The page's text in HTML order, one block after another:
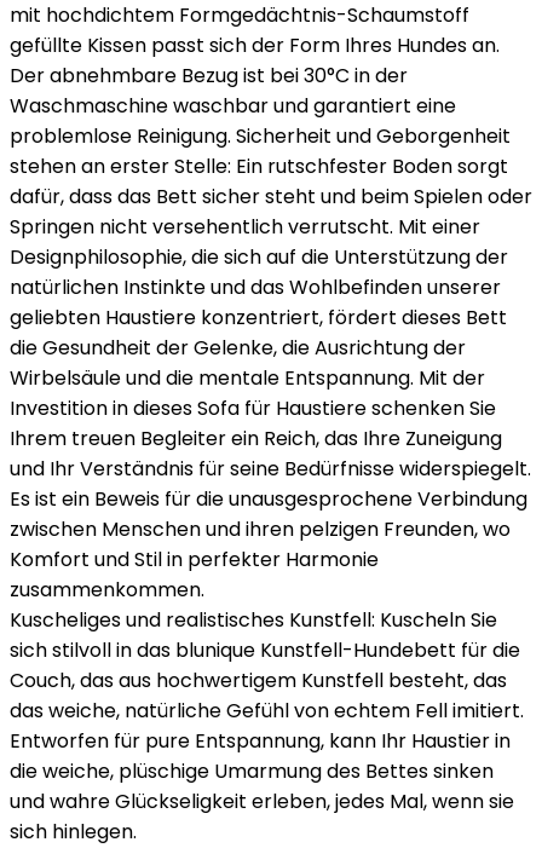
mit hochdichtem Formgedächtnis-Schaumstoff
gefüllte Kissen passt sich der Form Ihres Hundes an.
Der abnehmbare Bezug ist bei 30°C in der
Waschmaschine waschbar und garantiert eine
problemlose Reinigung. Sicherheit und Geborgenheit
stehen an erster Stelle: Ein rutschfester Boden sorgt
dafür, dass das Bett sicher steht und beim Spielen oder
Springen nicht versehentlich verrutscht. Mit einer
Designphilosophie, die sich auf die Unterstützung der
natürlichen Instinkte und das Wohlbefinden unserer
geliebten Haustiere konzentriert, fördert dieses Bett
die Gesundheit der Gelenke, die Ausrichtung der
Wirbelsäule und die mentale Entspannung. Mit der
Investition in dieses Sofa für Haustiere schenken Sie
Ihrem treuen Begleiter ein Reich, das Ihre Zuneigung
und Ihr Verständnis für seine Bedürfnisse widerspiegelt.
Es ist ein Beweis für die unausgesprochene Verbindung
zwischen Menschen und ihren pelzigen Freunden, wo
Komfort und Stil in perfekter Harmonie
zusammenkommen.
Kuscheliges und realistisches Kunstfell: Kuscheln Sie
sich stilvoll in das blunique Kunstfell-Hundebett für die
Couch, das aus hochwertigem Kunstfell besteht, das
das weiche, natürliche Gefühl von echtem Fell imitiert.
Entworfen für pure Entspannung, kann Ihr Haustier in
die weiche, plüschige Umarmung des Bettes sinken
und wahre Glückseligkeit erleben, jedes Mal, wenn sie
sich hinlegen.